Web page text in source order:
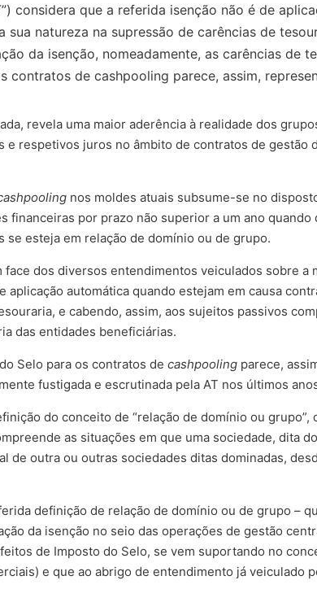
considera que a referida isenção não é de
natureza na supressão de carências de
da isenção, nomeadamente, as carências de
contratos de cashpooling parece, assim,
revela uma maior aderência à realidade dos
e respetivos juros no âmbito de contratos de
nos moldes atuais subsume-se no
financeiras por prazo não superior a um ano
esteja em relação de domínio ou de grupo.
dos diversos entendimentos veiculados sobre a
automática quando estejam em causa
e cabendo, assim, aos sujeitos passivos
das entidades beneficiárias.
Selo para os contratos de cashpooling parece,
fustigada e escrutinada pela AT nos últimos
do conceito de “relação de domínio ou
as situações em que uma sociedade, dita
de outra ou outras sociedades ditas dominadas,
definição de relação de domínio ou de grupo –
da isenção no seio das operações de gestão
de Imposto do Selo, se vem suportando no
e que ao abrigo de entendimento já veiculado